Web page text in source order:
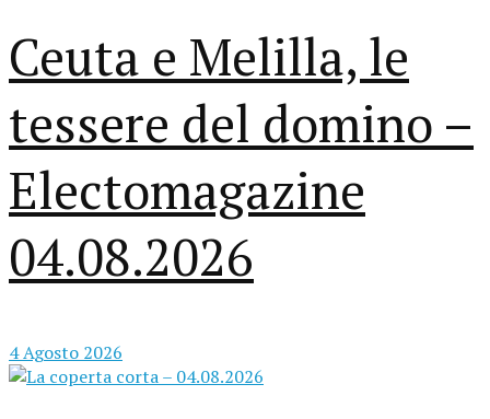
Ceuta e Melilla, le
tessere del domino –
Electomagazine
04.08.2026
4 Agosto 2026